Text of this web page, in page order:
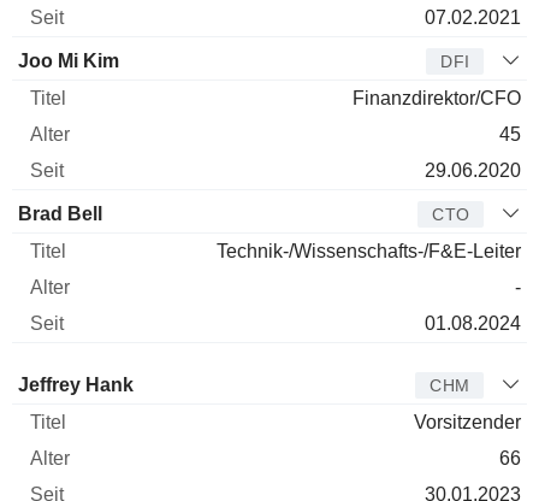
07.02.2021
Joo Mi Kim DFI
Finanzdirektor/CFO
45
29.06.2020
Brad Bell CTO
Technik-/Wissenschafts-/F&E-Leiter
-
01.08.2024
Verwaltungsratsmitglied
Jeffrey Hank CHM
Vorsitzender
66
30.01.2023